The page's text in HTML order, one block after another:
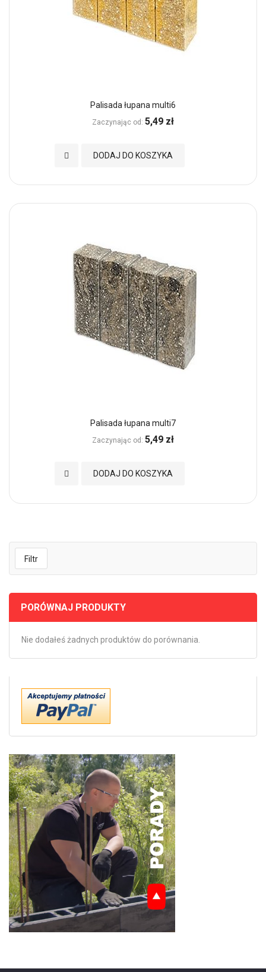
Palisada łupana multi6
Zaczynając od 5,49 zł
DODAJ DO KOSZYKA
Dodaj do Ulubionych
Palisada łupana multi7
Zaczynając od 5,49 zł
DODAJ DO KOSZYKA
Dodaj do Ulubionych
Filtr
PORÓWNAJ PRODUKTY
Nie dodałeś żadnych produktów do porównania.